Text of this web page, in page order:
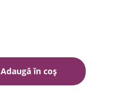
Adaugă în coș